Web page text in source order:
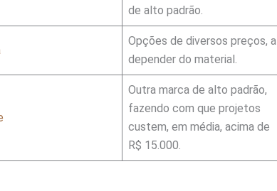
de alto padrão.
Opções de diversos preços, a
depender do material.
Outra marca de alto padrão,
fazendo com que projetos
custem, em média, acima de
R$ 15.000.